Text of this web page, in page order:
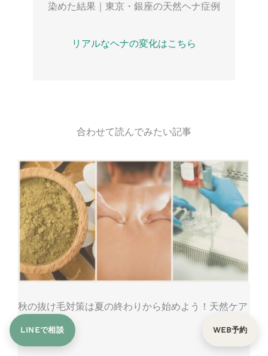
染めた結果｜東京・銀座の天然ヘナ症例
リアルなヘナの変化はこちら
合わせて読んでみたい記事
白髪・敏感肌に天然ヘナが選ばれる理由
LINEで相談 WEB予約